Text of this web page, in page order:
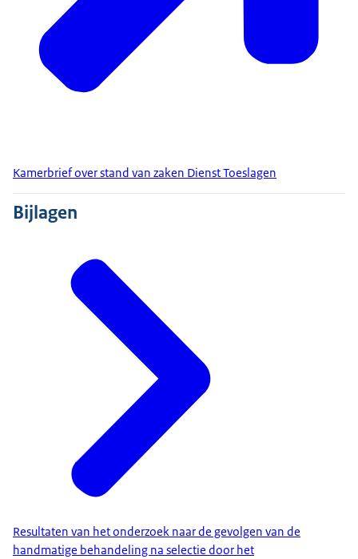
Kamerbrief over stand van zaken Dienst Toeslagen
Bijlagen
Resultaten van het onderzoek naar de gevolgen van de
handmatige behandeling na selectie door het